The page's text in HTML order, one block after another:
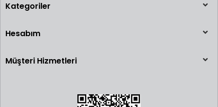
Kategoriler
Hesabım
Müşteri Hizmetleri